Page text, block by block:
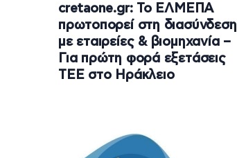
cretaone.gr: Το ΕΛΜΕΠΑ
πρωτοπορεί στη διασύνδεση
με εταιρείες & βιομηχανία –
Για πρώτη φορά εξετάσεις
ΤΕΕ στο Ηράκλειο